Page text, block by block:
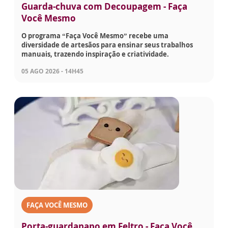
Guarda-chuva com Decoupagem - Faça
Você Mesmo
O programa “Faça Você Mesmo” recebe uma
diversidade de artesãos para ensinar seus trabalhos
manuais, trazendo inspiração e criatividade.
05 AGO 2026 - 14H45
FAÇA VOCÊ MESMO